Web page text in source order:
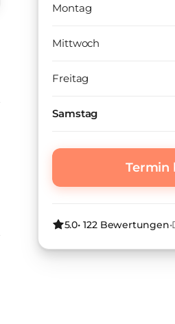
Montag
Mittwoch
Freitag
Samstag
Termin
5.0•122Bewertungen•